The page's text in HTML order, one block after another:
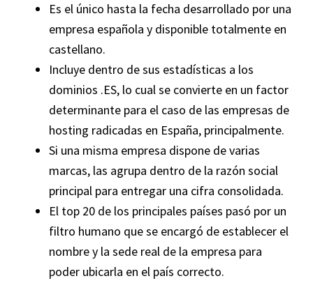
Es el único hasta la fecha desarrollado por una
empresa española y disponible totalmente en
castellano.
Incluye dentro de sus estadísticas a los
dominios .ES, lo cual se convierte en un factor
determinante para el caso de las empresas de
hosting radicadas en España, principalmente.
Si una misma empresa dispone de varias
marcas, las agrupa dentro de la razón social
principal para entregar una cifra consolidada.
El top 20 de los principales países pasó por un
filtro humano que se encargó de establecer el
nombre y la sede real de la empresa para
poder ubicarla en el país correcto.